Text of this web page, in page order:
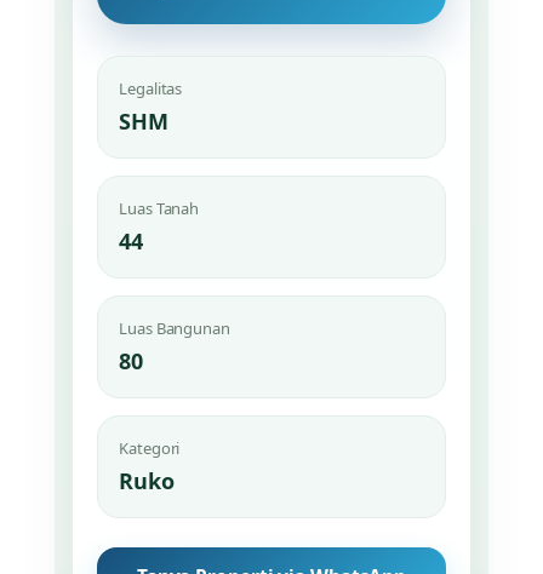
Legalitas
SHM
Luas Tanah
44
Luas Bangunan
80
Kategori
Ruko